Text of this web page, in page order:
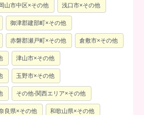
岡山市中区×その他 浅口市×その他
御津郡建部町×その他
赤磐郡瀬戸町×その他 倉敷市×その他
津山市×その他
玉野市×その他
その他-関西エリア×その他
良県×その他 和歌山県×その他